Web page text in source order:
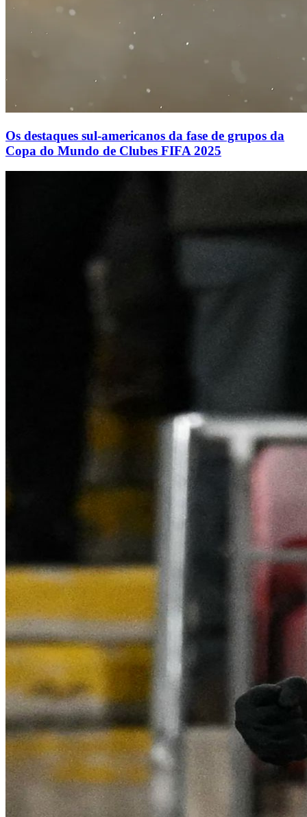
Os destaques sul-americanos da fase de grupos da
Copa do Mundo de Clubes FIFA 2025